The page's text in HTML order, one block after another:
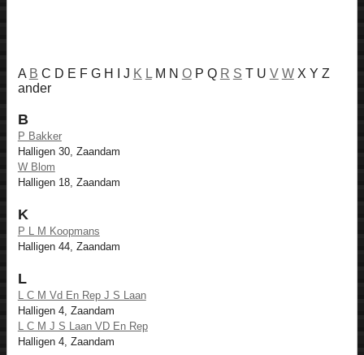
A B C D E F G H I J K LM N OP Q R S T U V WX Y Z
ander
B
P Bakker
Halligen 30, Zaandam
W Blom
Halligen 18, Zaandam
K
P L M Koopmans
Halligen 44, Zaandam
L
L C M Vd En Rep J S Laan
Halligen 4, Zaandam
L C M J S Laan VD En Rep
Halligen 4, Zaandam